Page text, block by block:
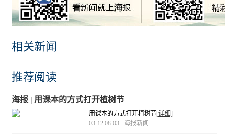
相关新闻
推荐阅读
海报 | 用课本的方式打开植树节
用课本的方式打开植树节[详细]
03-12 08-03
海报新闻